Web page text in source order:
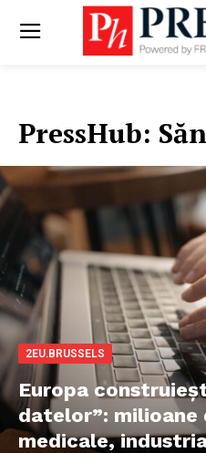
PressHub:
2EU.BRUSSELS
Europa
datelor”:
medicale,